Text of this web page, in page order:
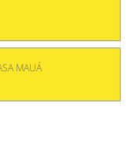
MAUÁ